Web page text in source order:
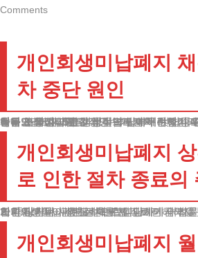
Comments
개인회생미납폐지
차 중단 원인
많은 분들이 과도한 채무 부담에서 벗어나고자 개인회생 제도를 활용하고 계십니다.
하지만 안타깝게도 상당수가 절차 진행 중 중단되는 상황을 겪고 계신데, 이러한 개인회생미납폐지의 문제점과 예방법에 대해 자세히 설명드리고자 합니다.
채무 조정 제도를 성공적으로 마무리하기 위해서는 매월 정해진 금액을 3년에서 5년간 성실히 납부해야 합니다. 이 과정에서 정확한 상환금
개인회생미납폐지
로 인한 절차 종료의
개인회생미납폐지는 대부분 정해진 금액을 제때 납부하지 못해 발생합니다.
의뢰인분들이 상환계획 수립 단계에서 법률대리인과 충분한 상담을 하지 않거나, 관련
또한 상환액이 현실적으로 감당하기 어려운 수준으로 책정되어 절차가 중단되는 사례도 빈번합니다.
개인회생미납폐지